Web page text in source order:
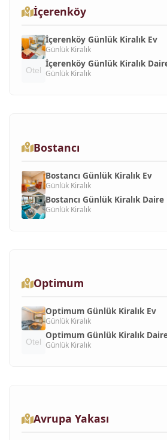
İçerenköy
İçerenköy Günlük Kiralık Ev
Günlük Kiralık
İçerenköy Günlük Kiralık
Günlük Kiralık
Bostancı
Bostancı Günlük Kiralık Ev
Günlük Kiralık
Bostancı Günlük Kiralık Daire
Günlük Kiralık
Optimum
Optimum Günlük Kiralık Ev
Günlük Kiralık
Optimum Günlük Kiralık
Günlük Kiralık
Avrupa Yakası